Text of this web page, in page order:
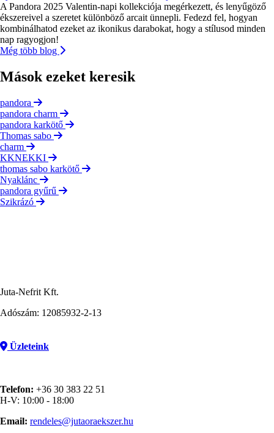
A Pandora 2025 Valentin-napi kollekciója megérkezett, és lenyűgöző
ékszereivel a szeretet különböző arcait ünnepli. Fedezd fel, hogyan
kombinálhatod ezeket az ikonikus darabokat, hogy a stílusod minden
nap ragyogjon!
Még több blog
Mások ezeket keresik
pandora
pandora charm
pandora karkötő
Thomas sabo
charm
KKNEKKI
thomas sabo karkötő
Nyaklánc
pandora gyűrű
Szikrázó
Juta-Nefrit Kft.
Adószám: 12085932-2-13
Üzleteink
Telefon: +36 30 383 22 51
H-V: 10:00 - 18:00
Email: rendeles@jutaoraekszer.hu